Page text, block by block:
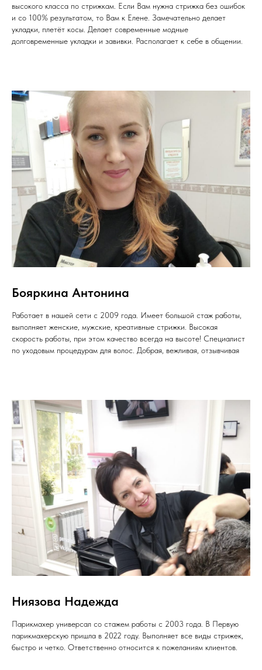
высокого класса по стрижкам. Если Вам нужна стрижка без ошибок
и со 100% результатом, то Вам к Елене. Замечательно делает
укладки, плетёт косы. Делает современные модные
долговременные укладки и завивки. Располагает к себе в общении.
Бояркина Антонина
Работает в нашей сети с 2009 года. Имеет большой стаж работы,
выполняет женские, мужские, креативные стрижки. Высокая
скорость работы, при этом качество всегда на высоте! Специалист
по уходовым процедурам для волос. Добрая, вежливая, отзывчивая
Ниязова Надежда
Парикмахер универсал со стажем работы с 2003 года. В Первую
парикмахерскую пришла в 2022 году. Выполняет все виды стрижек,
быстро и четко. Ответственно относится к пожеланиям клиентов.